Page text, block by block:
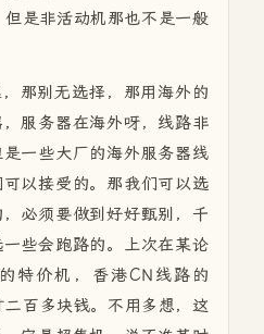
是非活动机那也不是一般
那别无选择，那用海外的
服务器在海外呀，线路非
一些大厂的海外服务器线
以接受的。那我们可以选
必须要做到好好甄别，千
些会跑路的。上次在某论
特价机，香港CN线路的
百多块钱。不用多想，这